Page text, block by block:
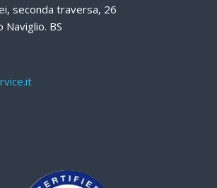
seconda traversa, 26
Naviglio. BS